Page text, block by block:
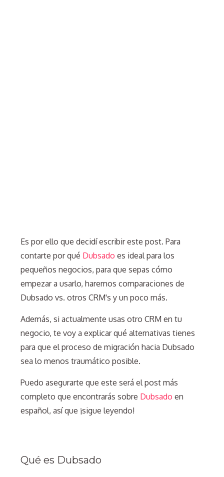
Es por ello que decidí escribir este post. Para
contarte por qué Dubsado es ideal para los
pequeños negocios, para que sepas cómo
empezar a usarlo, haremos comparaciones de
Dubsado vs. otros CRM's y un poco más.
Además, si actualmente usas otro CRM en tu
negocio, te voy a explicar qué alternativas tienes
para que el proceso de migración hacia Dubsado
sea lo menos traumático posible.
Puedo asegurarte que este será el post más
completo que encontrarás sobre Dubsado en
español, así que ¡sigue leyendo!
Qué es Dubsado